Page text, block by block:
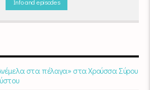
Καθημερινά(Δευτέρα-Παρασκευή)
Info and episodes
στα πέλαγα» στα Χρούσσα Σύρου